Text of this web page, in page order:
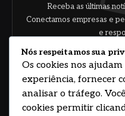
Receba as últimas
Conectamos empresas e
e
Nós respeitamos sua
Os cookies nos
experiência, fornecer
analisar o tráfego.
cookies permitir